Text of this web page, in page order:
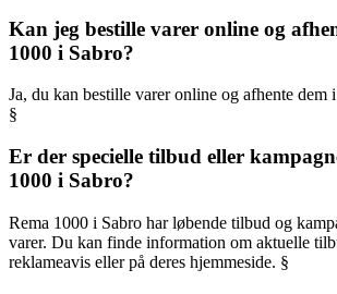
Kan jeg bestille varer online og
1000 i Sabro?
Ja, du kan bestille varer online og afhente dem
§
Er der specielle tilbud eller
1000 i Sabro?
Rema 1000 i Sabro har løbende tilbud og
varer. Du kan finde information om aktuelle
reklameavis eller på deres hjemmeside. §